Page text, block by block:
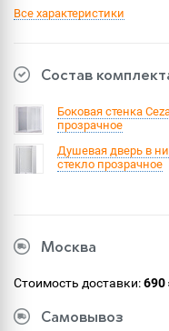
Все характеристики
Состав
Боковая стенка
прозрачное
Душевая дверь в
стекло прозрачное
Москва
Стоимость доставки:690
Самовывоз